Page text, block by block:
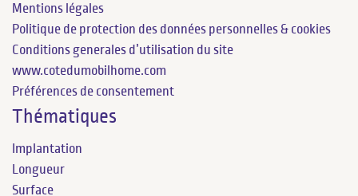
Mentions légales
Politique de protection des données personnelles & cookies
Conditions generales d’utilisation du site
www.cotedumobilhome.com
Préférences de consentement
Thématiques
Implantation
Longueur
Surface